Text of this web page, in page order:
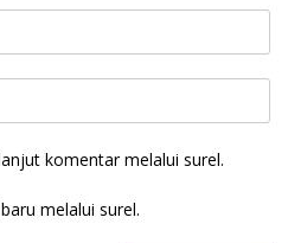
komentar melalui surel.
melalui surel.